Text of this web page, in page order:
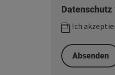
Datenschutz
Ich